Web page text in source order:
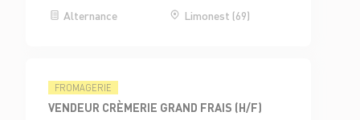
Alternance Limonest (69)
FROMAGERIE
VENDEUR CRÈMERIE GRAND FRAIS (H/F)